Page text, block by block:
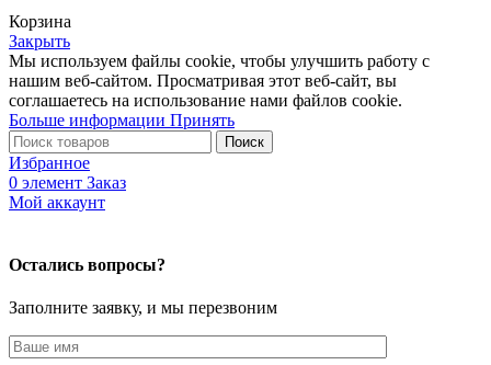
Корзина
Закрыть
Мы используем файлы cookie, чтобы улучшить работу с
нашим веб-сайтом. Просматривая этот веб-сайт, вы
соглашаетесь на использование нами файлов cookie.
Больше информации Принять
Поиск
Избранное
0 элемент Заказ
Мой аккаунт
Остались вопросы?
Заполните заявку, и мы перезвоним